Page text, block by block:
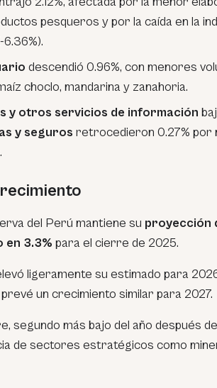
pesqueros y por la caída en la
descendió 0.96%, con menores
choclo, mandarina y zanahoria.
y otros servicios de información
y seguros retrocedieron 0.27% por
del Perú mantiene su proyección
en 3.3% para el cierre de 2025.
ligeramente su estimado para
un crecimiento similar para 2027.
segundo más bajo del año después
de sectores estratégicos como